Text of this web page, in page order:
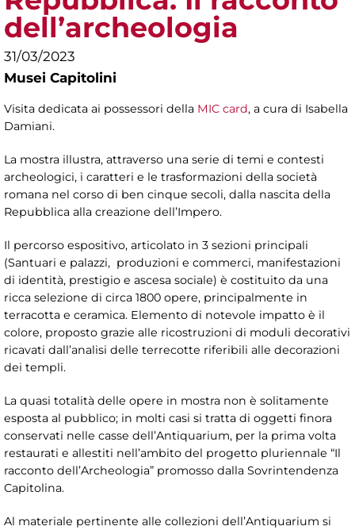
dell’archeologia
31/03/2023
Musei Capitolini
Visita dedicata ai possessori della MIC card, a cura di Isabella
Damiani.
La mostra illustra, attraverso una serie di temi e contesti
archeologici, i caratteri e le trasformazioni della società
romana nel corso di ben cinque secoli, dalla nascita della
Repubblica alla creazione dell’Impero.
Il percorso espositivo, articolato in 3 sezioni principali
(Santuari e palazzi, produzioni e commerci, manifestazioni
di identità, prestigio e ascesa sociale) è costituito da una
ricca selezione di circa 1800 opere, principalmente in
terracotta e ceramica. Elemento di notevole impatto è il
colore, proposto grazie alle ricostruzioni di moduli decorativi
ricavati dall’analisi delle terrecotte riferibili alle decorazioni
dei templi.
La quasi totalità delle opere in mostra non è solitamente
esposta al pubblico; in molti casi si tratta di oggetti finora
conservati nelle casse dell’Antiquarium, per la prima volta
restaurati e allestiti nell’ambito del progetto pluriennale “Il
racconto dell’Archeologia” promosso dalla Sovrintendenza
Capitolina.
Al materiale pertinente alle collezioni dell’Antiquarium si